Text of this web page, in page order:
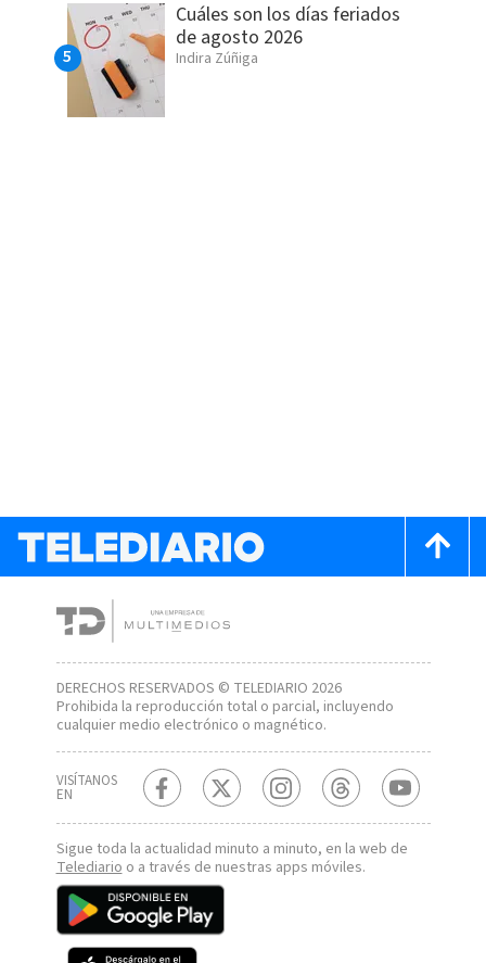
Cuáles son los días feriados
de agosto 2026
Indira Zúñiga
DERECHOS RESERVADOS © TELEDIARIO 2026
Prohibida la reproducción total o parcial, incluyendo
cualquier medio electrónico o magnético.
VISÍTANOS
EN
Sigue toda la actualidad minuto a minuto, en la web de
Telediarioo a través de nuestras apps móviles.